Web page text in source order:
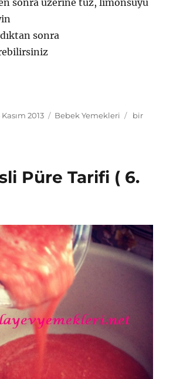
sonra üzerine tuz, limonsuyu
sonra
Kasım 2013 Kategoriler
Bebek Yemekleri
Elma
Ay
bir
Püre Tarifi ( 6.